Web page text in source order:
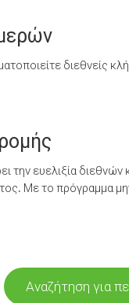
διεθνείς
ευελιξία
Με το πρόγραμμα
Αναζήτηση για